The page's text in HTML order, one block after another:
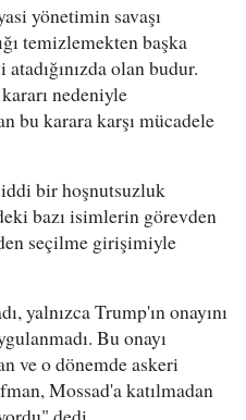
yönetimin savaşı
temizlemekten başka
olan budur.
nedeniyle
bu karara karşı mücadele
bir hoşnutsuzluk
bazı isimlerin görevden
seçilme girişimiyle
yalnızca Trump'ın onayını
Bu onayı
ve o dönemde askeri
Mossad'a katılmadan